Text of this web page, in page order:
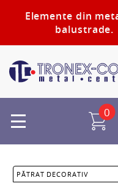
Elemente din
balustrade.
0
PĂTRAT DECORATIV